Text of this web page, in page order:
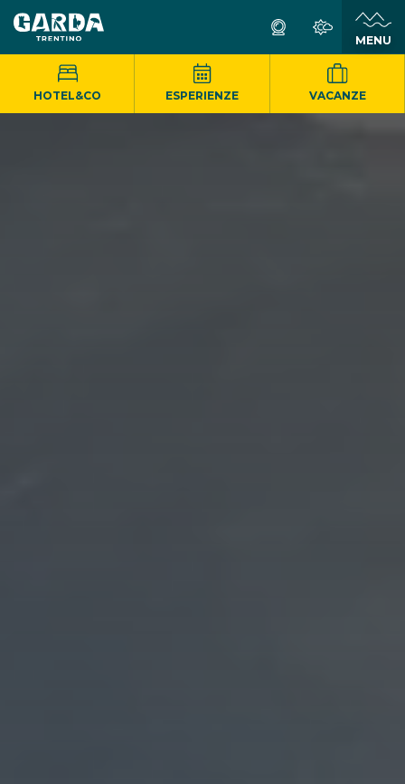
MENU
HOTEL&CO ESPERIENZE VACANZE